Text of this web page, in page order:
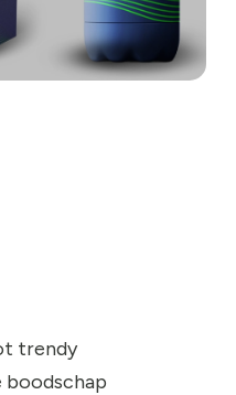
trendy
boodschap